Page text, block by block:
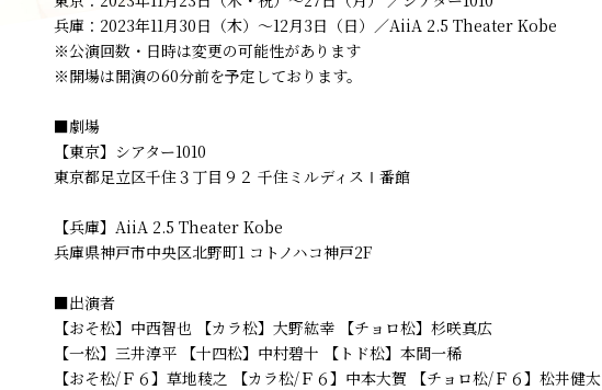
兵庫：2023年11月30日（木）～12月3日（日）／AiiA 2.5 Theater Kobe
※公演回数・日時は変更の可能性があります
※開場は開演の60分前を予定しております。
■劇場
【東京】シアター1010
東京都足立区千住３丁目９２ 千住ミルディスⅠ番館
【兵庫】AiiA 2.5 Theater Kobe
兵庫県神戸市中央区北野町1 コトノハコ神戸2F
■出演者
【おそ松】中西智也 【カラ松】大野紘幸 【チョロ松】杉咲真広
【一松】三井淳平 【十四松】中村碧十 【トド松】本間一稀
【おそ松/Ｆ６】草地稜之 【カラ松/Ｆ６】中本大賀 【チョロ松/Ｆ６】松井健太